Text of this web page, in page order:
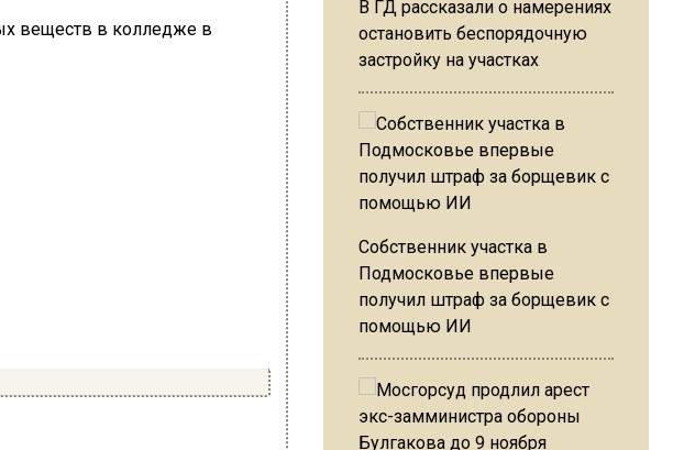
В ГД рассказали о намерениях
остановить беспорядочную
застройку на участках
Собственник участка в
Подмосковье впервые
получил штраф за борщевик с
помощью ИИ